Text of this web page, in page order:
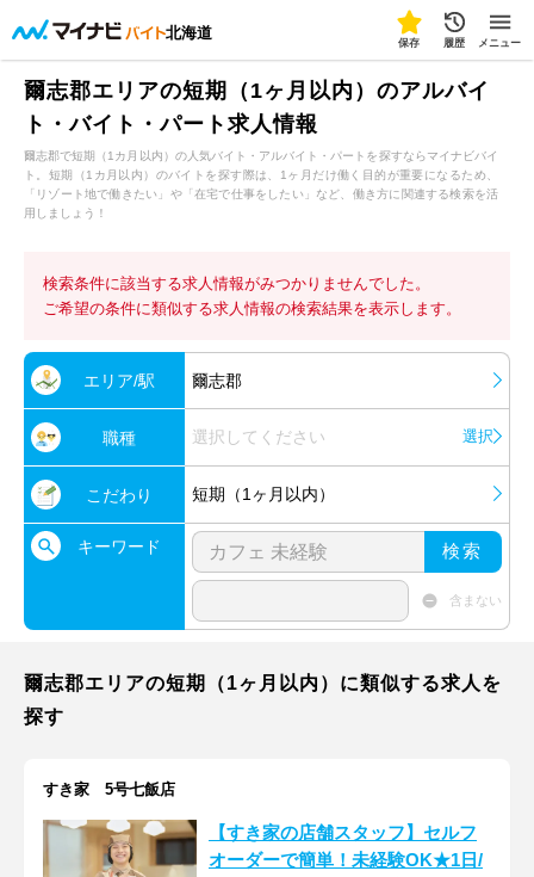
北海道
保存 履歴 メニュー
爾志郡エリアの短期（1ヶ月以内）のアルバイ
ト・バイト・パート求人情報
爾志郡で短期（1カ月以内）の人気バイト・アルバイト・パートを探すならマイナビバイ
ト。短期（1カ月以内）のバイトを探す際は、1ヶ月だけ働く目的が重要になるため、
「リゾート地で働きたい」や「在宅で仕事をしたい」など、働き方に関連する検索を活
用しましょう！
検索条件に該当する求人情報がみつかりませんでした。
ご希望の条件に類似する求人情報の検索結果を表示します。
エリア/駅 爾志郡
職種 選択してください 選択
こだわり 短期（1ヶ月以内）
キーワード 検索
含まない
爾志郡エリアの短期（1ヶ月以内）に類似する求人を
探す
すき家 5号七飯店
【すき家の店舗スタッフ】セルフ
オーダーで簡単！未経験OK★1日/